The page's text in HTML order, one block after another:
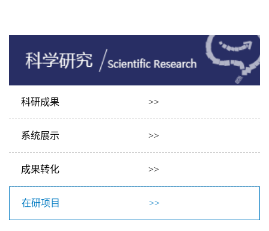
科研成果 >>
系统展示 >>
成果转化 >>
在研项目 >>